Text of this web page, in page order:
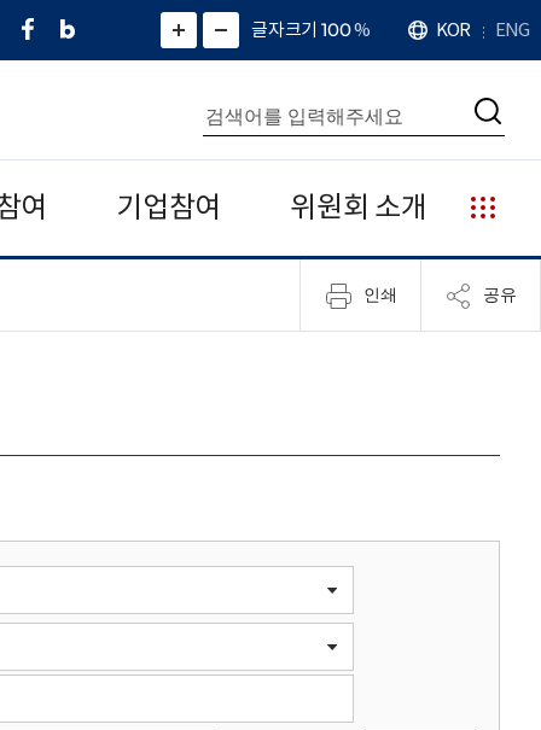
페
네
그
)
화
면
면
소
확
대
치
글자크기 100%
언
어
KOR ENG
통
합
검
색
검
여 기업참여 위원회 소개
누
리
집
안
인쇄 공유